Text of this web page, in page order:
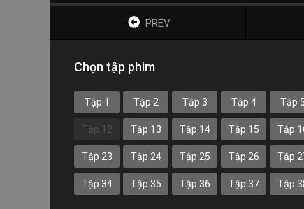
PREV
Chọn tập phim
Tập 1 Tập 2 Tập 3 Tập 4 Tập 5
Tập 12 Tập 13 Tập 14 Tập 15 Tập
Tập 23 Tập 24 Tập 25 Tập 26 Tập
Tập 34 Tập 35 Tập 36 Tập 37 Tập